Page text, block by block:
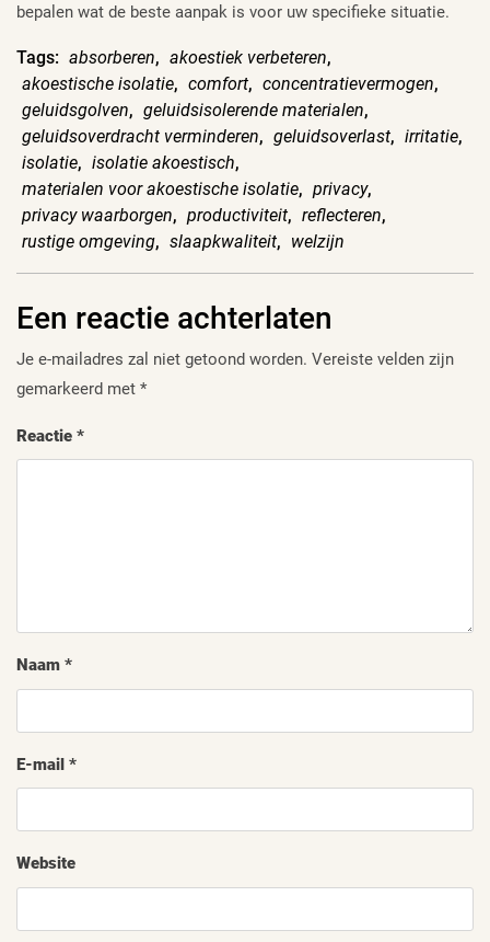
bepalen wat de beste aanpak is voor uw specifieke situatie.
Tags: absorberen, akoestiek verbeteren,
akoestische isolatie, comfort, concentratievermogen,
geluidsgolven, geluidsisolerende materialen,
geluidsoverdracht verminderen, geluidsoverlast, irritatie,
isolatie, isolatie akoestisch,
materialen voor akoestische isolatie, privacy,
privacy waarborgen, productiviteit, reflecteren,
rustige omgeving, slaapkwaliteit, welzijn
Een reactie achterlaten
Je e-mailadres zal niet getoond worden. Vereiste velden zijn
gemarkeerd met *
Reactie *
Naam *
E-mail *
Website